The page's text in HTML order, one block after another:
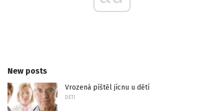
New posts
Vrozená píštěl jícnu u dětí
DĚTI